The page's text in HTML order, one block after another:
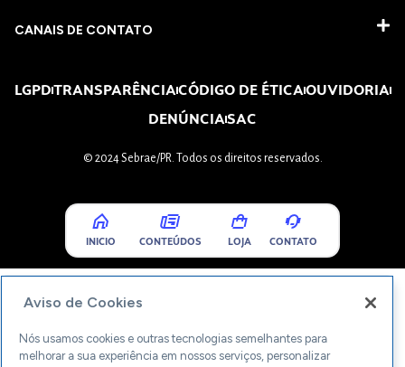
CANAIS DE CONTATO
LGPDTRANSPARÊNCIACÓDIGO DE ÉTICAOUVIDORIA
DENÚNCIASAC
© 2024 Sebrae/PR. Todos os direitos reservados.
INICIO CONTEÚDOS LOJA CONTATO
Aviso de Cookies
Nós usamos cookies e outras tecnologias semelhantes para
melhorar a sua experiência em nossos serviços, personalizar